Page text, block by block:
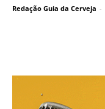
Redação Guia da Cerveja -